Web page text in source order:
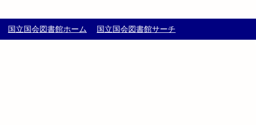
国立国会図書館ホーム 国立国会図書館サーチ